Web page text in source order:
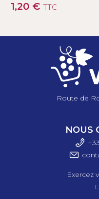
1,20 € TTC
Route de
NOUS
Exercez